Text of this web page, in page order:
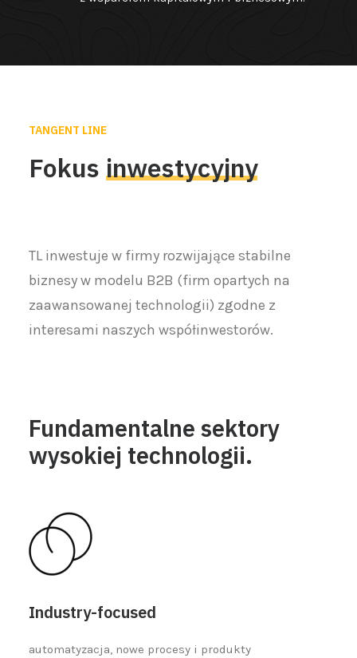
TANGENT LINE
Fokus inwestycyjny
TL inwestuje w firmy rozwijające stabilne
biznesy w modelu B2B (firm opartych na
zaawansowanej technologii) zgodne z
interesami naszych współinwestorów.
Fundamentalne sektory
wysokiej technologii.
Industry-focused
automatyzacja, nowe procesy i produkty